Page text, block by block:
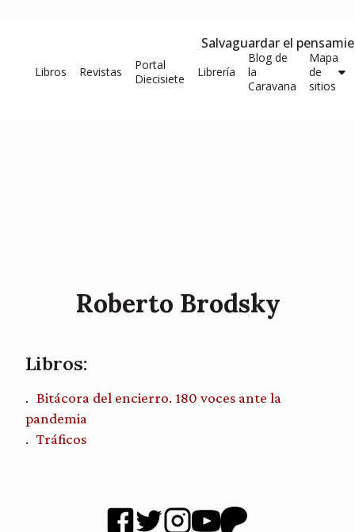
Salvaguardar el
Libros Revistas
Portal
Diecisiete
Librería
Blog de
la
Caravana
Mapa
de
sitios
Roberto Brodsky
Libros:
Bitácora del encierro. 180 voces ante la
pandemia
Tráficos